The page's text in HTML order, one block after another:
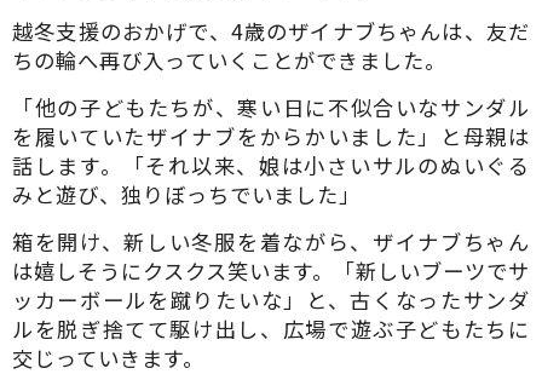
越冬支援のおかげで、4歳のザイナブちゃんは、友だ
ちの輪へ再び入っていくことができました。
「他の子どもたちが、寒い日に不似合いなサンダル
を履いていたザイナブをからかいました」と母親は
話します。「それ以来、娘は小さいサルのぬいぐる
みと遊び、独りぼっちでいました」
箱を開け、新しい冬服を着ながら、ザイナブちゃん
は嬉しそうにクスクス笑います。「新しいブーツでサ
ッカーボールを蹴りたいな」と、古くなったサンダ
ルを脱ぎ捨てて駆け出し、広場で遊ぶ子どもたちに
交じっていきます。